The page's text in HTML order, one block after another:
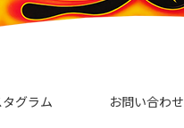
グラム お問い合わせ